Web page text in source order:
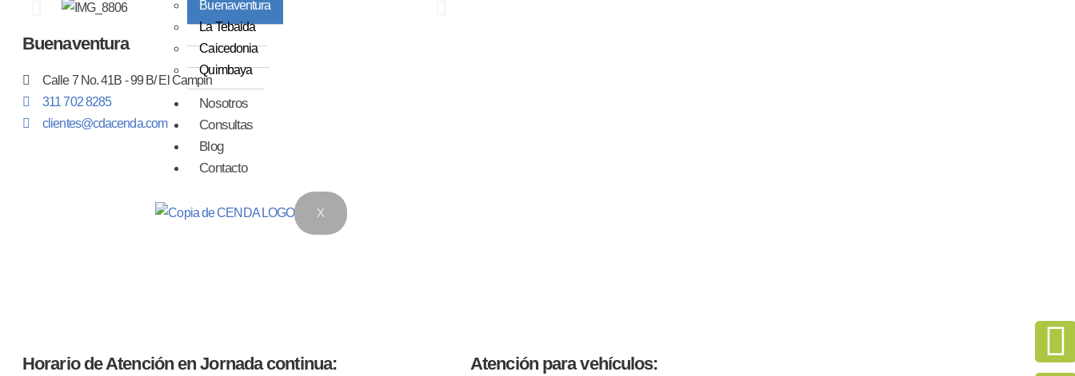
Buenaventura
La Tebaida
Caicedonia
Quimbaya
Nosotros
Consultas
Blog
Contacto
X
Buenaventura
Calle 7 No. 41B - 99 B/ El Campin
311 702 8285
clientes@cdacenda.com
Horario de Atención en Jornada continua: Atención para vehículos: